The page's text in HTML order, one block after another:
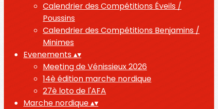
Calendrier des Compétitions Éveils /
Poussins
Calendrier des Compétitions Benjamins /
Minimes
Evenements▴▾
Meeting de Vénissieux 2026
14è édition marche nordique
27è loto de l'AFA
Marche nordique▴▾